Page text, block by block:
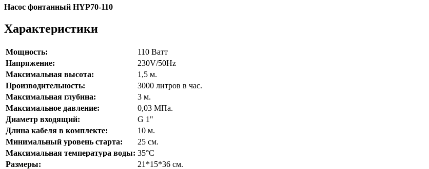
Насос фонтанный HYP70-110
Характеристики
Мощность:
110 Ватт
Напряжение:
230V/50Hz
Максимальная высота:
1,5 м.
Производительность:
3000 литров в час.
Максимальная глубина:
3 м.
Максимальное давление:
0,03 МПа.
Диаметр входящий:
G 1"
Длина кабеля в комплекте:
10 м.
Минимальный уровень старта:
25 см.
Максимальная температура воды: 35°С
Размеры:
21*15*36 см.